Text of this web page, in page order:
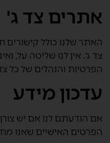
אתרים צד ג'
האתר שלנו כולל קישורים
צד ג'. אין לנו שליטה על,
הפרטיות והנהלים של כל
עדכון מידע
אם הודעתם לנו אם יש
הפרטים האישיים שאנו